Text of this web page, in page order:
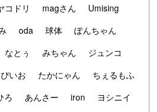
コドリ magさん
Umising
oda 球体
ぽんちゃん
なとぅ みちゃん
ジュンコ
いお たかにゃん
ちぇるもふ
ろ あんさー iron
ヨシニイ